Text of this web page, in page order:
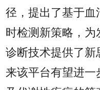
径，提出了基于血
时检测新策略，
诊断技术提供了新
来该平台有望进